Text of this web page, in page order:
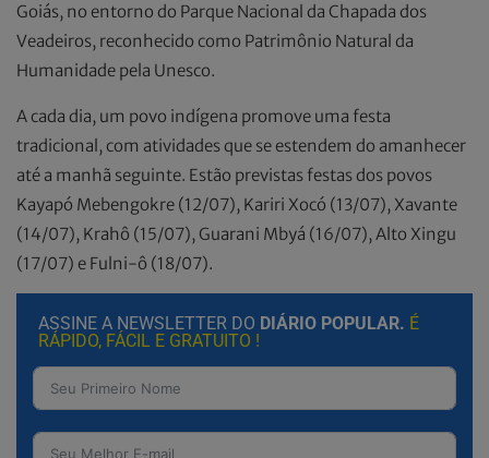
Goiás, no entorno do Parque Nacional da Chapada dos
Veadeiros, reconhecido como Patrimônio Natural da
Humanidade pela Unesco.
A cada dia, um povo indígena promove uma festa
tradicional, com atividades que se estendem do amanhecer
até a manhã seguinte. Estão previstas festas dos povos
Kayapó Mebengokre (12/07), Kariri Xocó (13/07), Xavante
(14/07), Krahô (15/07), Guarani Mbyá (16/07), Alto Xingu
(17/07) e Fulni-ô (18/07).
ASSINE A NEWSLETTER DO DIÁRIO POPULAR. É
RÁPIDO, FÁCIL E GRATUITO !